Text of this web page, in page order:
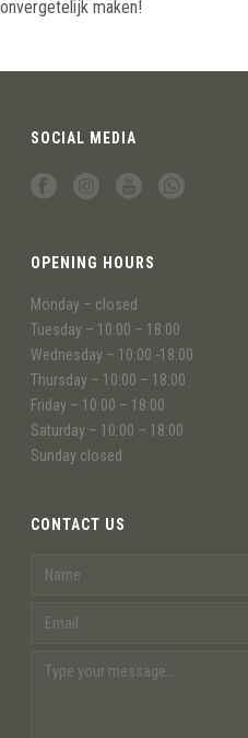
onvergetelijk maken!
SOCIAL MEDIA
OPENING HOURS
Monday – closed
Tuesday – 10:00 – 18:00
Wednesday – 10:00 -18:00
Thursday – 10:00 – 18:00
Friday – 10:00 – 18:00
Saturday – 10:00 – 18:00
Sunday closed
CONTACT US